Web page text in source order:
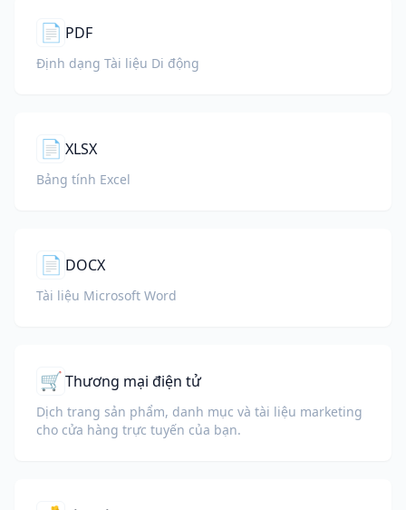
📄 PDF
Định dạng Tài liệu Di động
📄 XLSX
Bảng tính Excel
📄 DOCX
Tài liệu Microsoft Word
🛒Thương mại điện tử
Dịch trang sản phẩm, danh mục và tài liệu marketing
cho cửa hàng trực tuyến của bạn.